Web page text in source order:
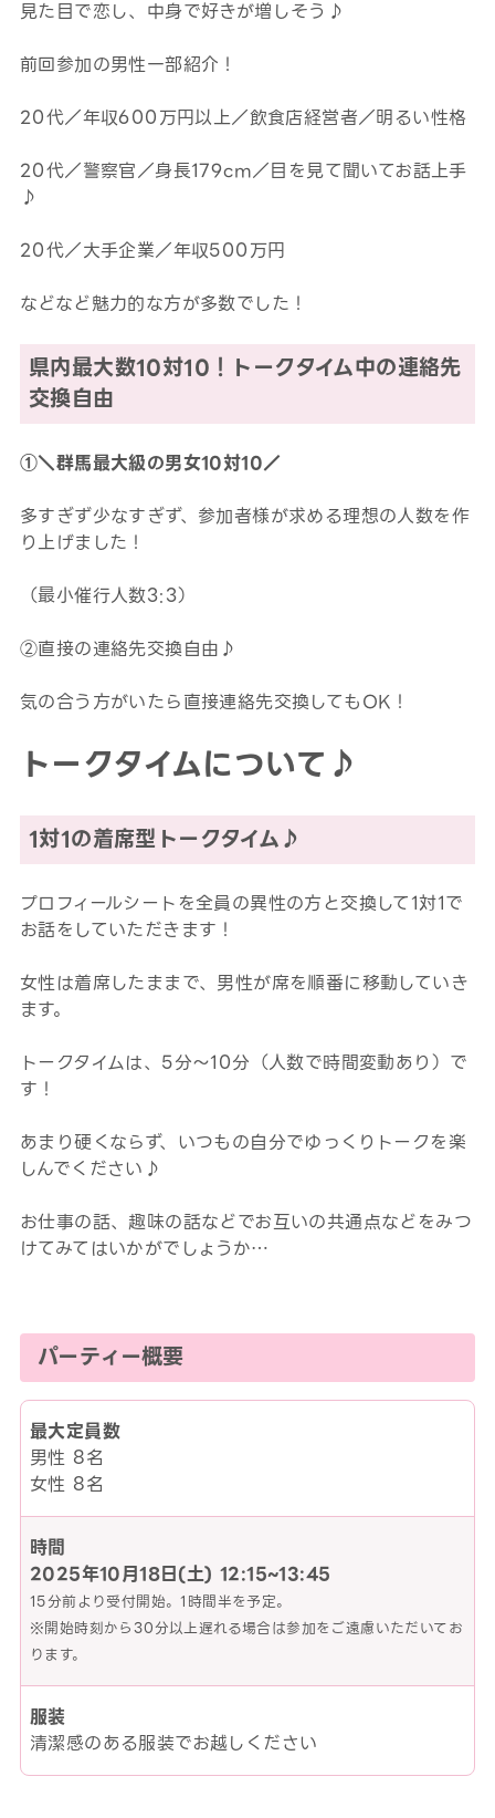
見た目で恋し、中身で好きが増しそう♪
前回参加の男性一部紹介！
20代／年収600万円以上／飲食店経営者／明るい性格
20代／警察官／身長179cm／目を見て聞いてお話上手
♪
20代／大手企業／年収500万円
などなど魅力的な方が多数でした！
県内最大数10対10！トークタイム中の連絡先
交換自由
①＼群馬最大級の男女10対10／
多すぎず少なすぎず、参加者様が求める理想の人数を作
り上げました！
（最小催行人数3:3）
②直接の連絡先交換自由♪
気の合う方がいたら直接連絡先交換してもOK！
トークタイムについて♪
1対1の着席型トークタイム♪
プロフィールシートを全員の異性の方と交換して1対1で
お話をしていただきます！
女性は着席したままで、男性が席を順番に移動していき
ます。
トークタイムは、5分～10分（人数で時間変動あり）で
す！
あまり硬くならず、いつもの自分でゆっくりトークを楽
しんでください♪
お仕事の話、趣味の話などでお互いの共通点などをみつ
けてみてはいかがでしょうか…
パーティー概要
最大定員数
男性 8名
女性 8名
時間
2025年10月18日(土) 12:15~13:45
15分前より受付開始。1時間半を予定。
※開始時刻から30分以上遅れる場合は参加をご遠慮いただいてお
ります。
服装
清潔感のある服装でお越しください